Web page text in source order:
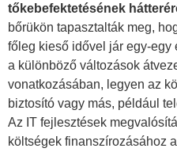
tőkebefektetésének
bőrükön tapasztalták meg,
főleg kieső idővel jár egy-
a különböző változások
vonatkozásában, legyen az
biztosító vagy más, például
Az IT fejlesztések
költségek finanszírozásához